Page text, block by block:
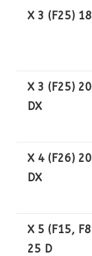
X 3 (F25)
X 3 (F25) 20
DX
X 4 (F26) 20
DX
X 5 (F15,
25 D